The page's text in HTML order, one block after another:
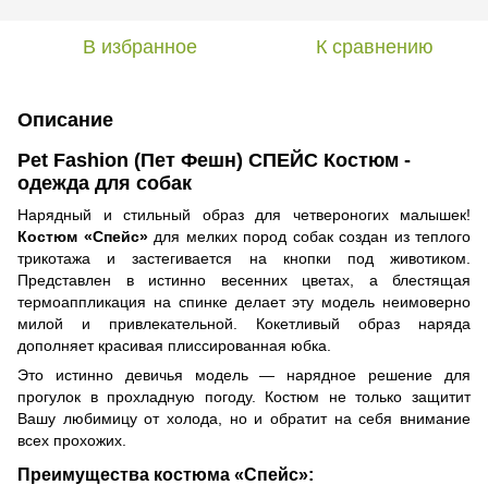
В избранное К сравнению
Описание
Pet Fashion (Пет Фешн) СПЕЙС Костюм -
одежда для собак
Нарядный и стильный образ для четвероногих малышек!
Костюм «Спейс»для мелких пород собак создан из теплого
трикотажа и застегивается на кнопки под животиком.
Представлен в истинно весенних цветах, а блестящая
термоаппликация на спинке делает эту модель неимоверно
милой и привлекательной. Кокетливый образ наряда
дополняет красивая плиссированная юбка.
Это истинно девичья модель — нарядное решение для
прогулок в прохладную погоду. Костюм не только защитит
Вашу любимицу от холода, но и обратит на себя внимание
всех прохожих.
Преимущества костюма «Спейс»: